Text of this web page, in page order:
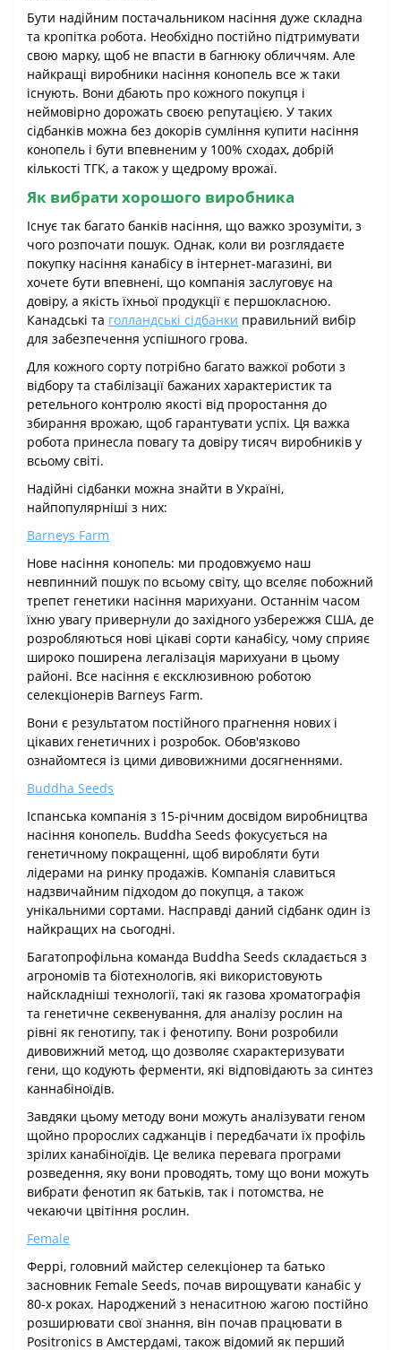
Бути надійним постачальником насіння дуже складна
та кропітка робота. Необхідно постійно підтримувати
свою марку, щоб не впасти в багнюку обличчям. Але
найкращі виробники насіння конопель все ж таки
існують. Вони дбають про кожного покупця і
неймовірно дорожать своєю репутацією. У таких
сідбанків можна без докорів сумління купити насіння
конопель і бути впевненим у 100% сходах, добрій
кількості ТГК, а також у щедрому врожаї.
Як вибрати хорошого виробника
Існує так багато банків насіння, що важко зрозуміти, з
чого розпочати пошук. Однак, коли ви розглядаєте
покупку насіння канабісу в інтернет-магазині, ви
хочете бути впевнені, що компанія заслуговує на
довіру, а якість їхньої продукції є першокласною.
Канадські та голландські сідбанки правильний вибір
для забезпечення успішного грова.
Для кожного сорту потрібно багато важкої роботи з
відбору та стабілізації бажаних характеристик та
ретельного контролю якості від проростання до
збирання врожаю, щоб гарантувати успіх. Ця важка
робота принесла повагу та довіру тисяч виробників у
всьому світі.
Надійні сідбанки можна знайти в Україні,
найпопулярніші з них:
Barneys Farm
Нове насіння конопель: ми продовжуємо наш
невпинний пошук по всьому світу, що вселяє побожний
трепет генетики насіння марихуани. Останнім часом
їхню увагу привернули до західного узбережжя США, де
розробляються нові цікаві сорти канабісу, чому сприяє
широко поширена легалізація марихуани в цьому
районі. Все насіння є ексклюзивною роботою
селекціонерів Barneys Farm.
Вони є результатом постійного прагнення нових і
цікавих генетичних і розробок. Обов'язково
ознайомтеся із цими дивовижними досягненнями.
Buddha Seeds
Іспанська компанія з 15-річним досвідом виробництва
насіння конопель. Buddha Seeds фокусується на
генетичному покращенні, щоб виробляти бути
лідерами на ринку продажів. Компанія славиться
надзвичайним підходом до покупця, а також
унікальними сортами. Насправді даний сідбанк один із
найкращих на сьогодні.
Багатопрофільна команда Buddha Seeds складається з
агрономів та біотехнологів, які використовують
найскладніші технології, такі як газова хроматографія
та генетичне секвенування, для аналізу рослин на
рівні як генотипу, так і фенотипу. Вони розробили
дивовижний метод, що дозволяє схарактеризувати
гени, що кодують ферменти, які відповідають за синтез
каннабіноїдів.
Завдяки цьому методу вони можуть аналізувати геном
щойно пророслих саджанців і передбачати їх профіль
зрілих канабіноїдів. Це велика перевага програми
розведення, яку вони проводять, тому що вони можуть
вибрати фенотип як батьків, так і потомства, не
чекаючи цвітіння рослин.
Female
Феррі, головний майстер селекціонер та батько
засновник Female Seeds, почав вирощувати канабіс у
80-х роках. Народжений з ненаситною жагою постійно
розширювати свої знання, він почав працювати в
Positronics в Амстердамі, також відомий як перший